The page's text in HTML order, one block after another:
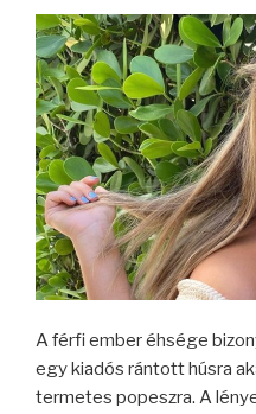
A férfi ember éhsége
egy kiadós rántott húsra
termetes popeszra. A